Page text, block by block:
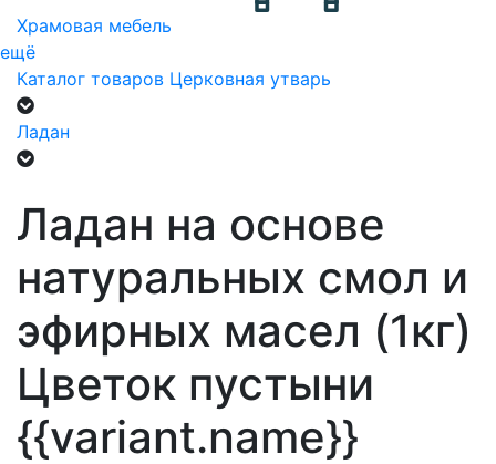
Храмовая мебель
ещё
Каталог товаров Церковная утварь
Ладан
Ладан на основе
натуральных смол и
эфирных масел (1кг)
Цветок пустыни
{{variant.name}}